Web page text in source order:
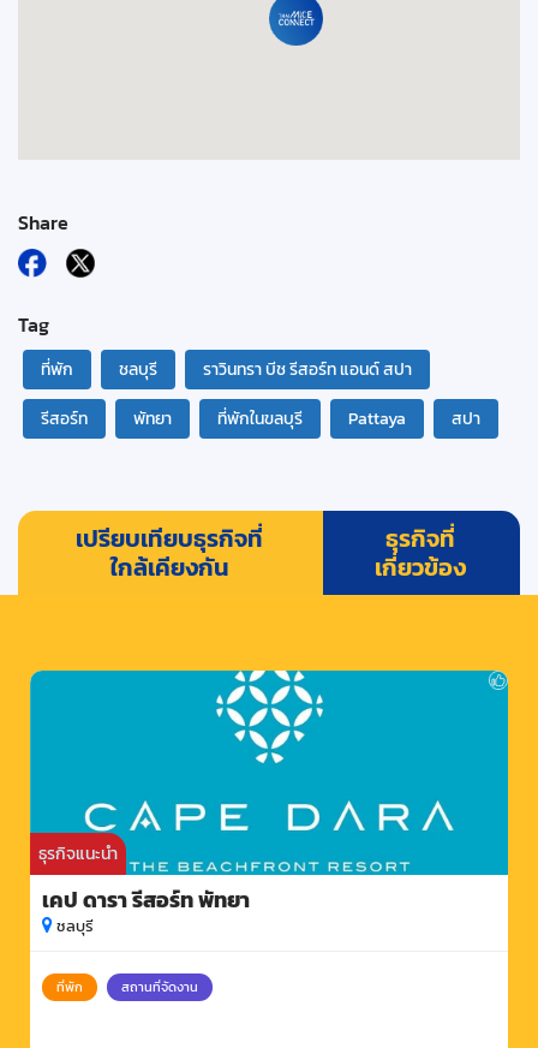
Share
Tag
ที่พัก ชลบุรี
ราวินทรา บีช รีสอร์ท แอนด์ สปา
รีสอร์ท
พัทยา ที่พักในขลบุรี Pattaya สปา
เปรียบเทียบธุรกิจที่
ใกล้เคียงกัน
ธุรกิจที่
เกี่ยวข้อง
ธุรกิจแนะนำ
เคป ดารา รีสอร์ท พัทยา
ชลบุรี
ที่พัก สถานที่จัดงาน